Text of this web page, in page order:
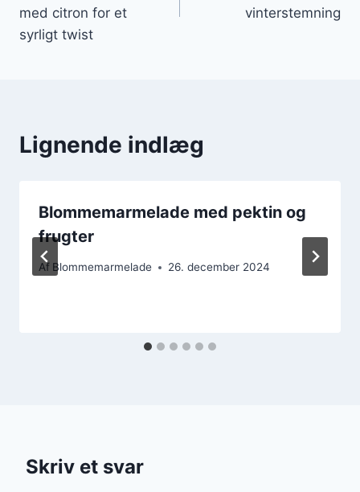
med citron for et
syrligt twist
vinterstemning
Lignende indlæg
Blommemarmelade med pektin og
frugter
Af Blommemarmelade 26. december 2024
Skriv et svar